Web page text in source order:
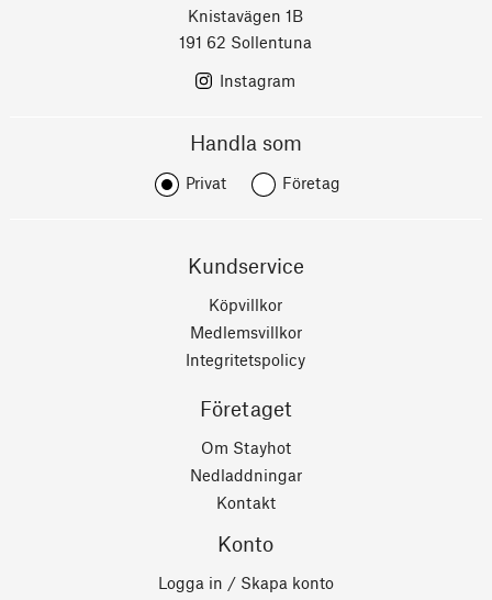
Knistavägen 1B
191 62 Sollentuna
Instagram
Handla som
Privat Företag
Kundservice
Köpvillkor
Medlemsvillkor
Integritetspolicy
Företaget
Om Stayhot
Nedladdningar
Kontakt
Konto
Logga in / Skapa konto